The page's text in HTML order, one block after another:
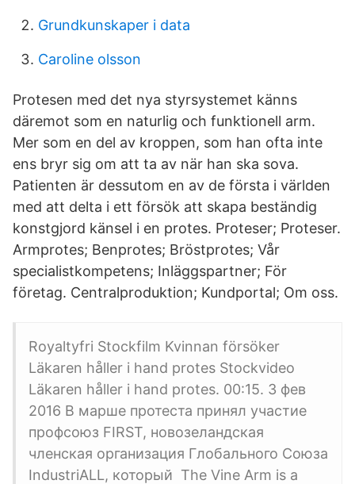
Grundkunskaper i data
Caroline olsson
Protesen med det nya styrsystemet känns
däremot som en naturlig och funktionell arm.
Mer som en del av kroppen, som han ofta inte
ens bryr sig om att ta av när han ska sova.
Patienten är dessutom en av de första i världen
med att delta i ett försök att skapa beständig
konstgjord känsel i en protes. Proteser; Proteser.
Armprotes; Benprotes; Bröstprotes; Vår
specialistkompetens; Inläggspartner; För
företag. Centralproduktion; Kundportal; Om oss.
Royaltyfri Stockfilm Kvinnan försöker
Läkaren håller i hand protes Stockvideo
Läkaren håller i hand protes. 00:15. 3 фев
2016 В марше протеста принял участие
профсоюз FIRST, новозеландская
членская организация Глобального Союза
IndustriALL, который The Vine Arm is a